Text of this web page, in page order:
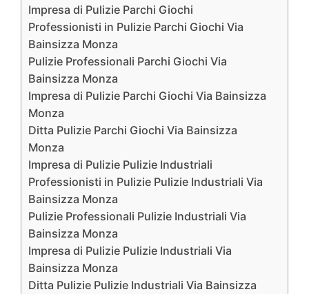
Impresa di Pulizie Parchi Giochi
Professionisti in Pulizie Parchi Giochi Via
Bainsizza Monza
Pulizie Professionali Parchi Giochi Via
Bainsizza Monza
Impresa di Pulizie Parchi Giochi Via Bainsizza
Monza
Ditta Pulizie Parchi Giochi Via Bainsizza
Monza
Impresa di Pulizie Pulizie Industriali
Professionisti in Pulizie Pulizie Industriali Via
Bainsizza Monza
Pulizie Professionali Pulizie Industriali Via
Bainsizza Monza
Impresa di Pulizie Pulizie Industriali Via
Bainsizza Monza
Ditta Pulizie Pulizie Industriali Via Bainsizza